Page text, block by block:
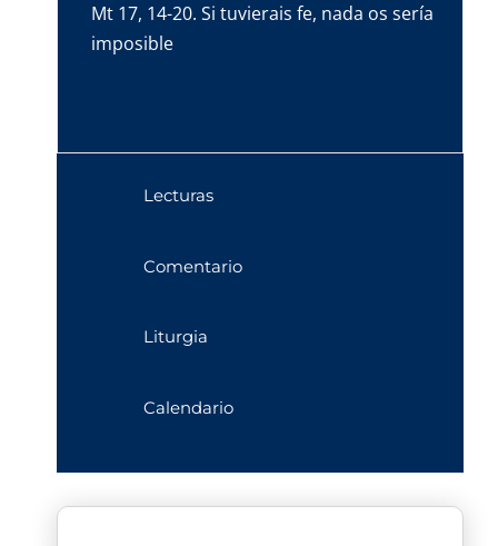
Mt 17, 14-20. Si tuvierais fe, nada os sería
imposible
Lecturas
Comentario
Liturgia
Calendario